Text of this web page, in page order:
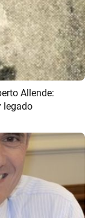
Allende:
legado